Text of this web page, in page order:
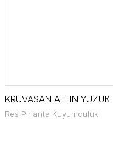
KRUVASAN ALTIN YÜZÜK
Res Pırlanta Kuyumculuk